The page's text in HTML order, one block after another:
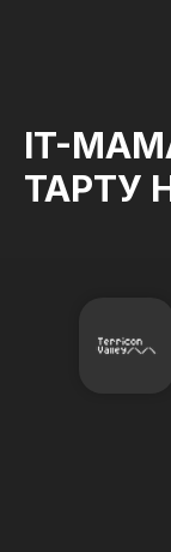
IT-
ТАРТУ